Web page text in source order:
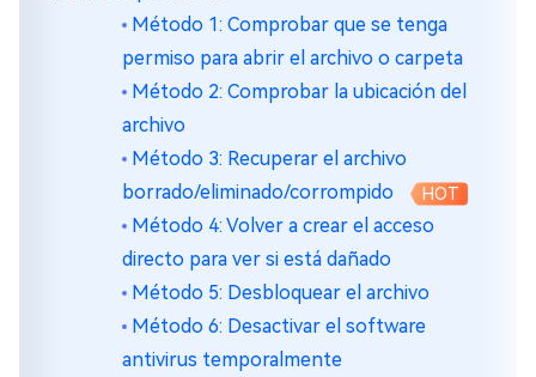
Método 1: Comprobar que se tenga
permiso para abrir el archivo o carpeta
Método 2: Comprobar la ubicación del
archivo
Método 3: Recuperar el archivo
borrado/eliminado/corrompido
HOT
Método 4: Volver a crear el acceso
directo para ver si está dañado
Método 5: Desbloquear el archivo
Método 6: Desactivar el software
antivirus temporalmente